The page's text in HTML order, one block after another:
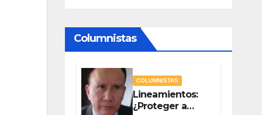
Columnistas
COLUMNISTAS
Lineamientos:
¿Proteger a